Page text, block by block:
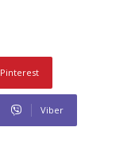
Pinterest
Viber